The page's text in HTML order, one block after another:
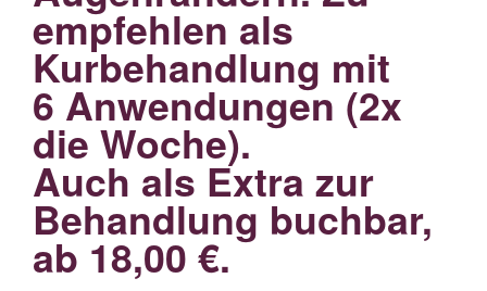
empfehlen als
Kurbehandlung mit
6 Anwendungen (2x
die Woche).
Auch als Extra zur
Behandlung buchbar,
ab 18,00 €.